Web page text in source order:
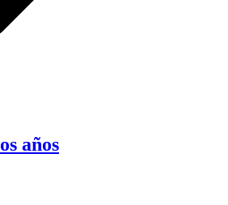
años